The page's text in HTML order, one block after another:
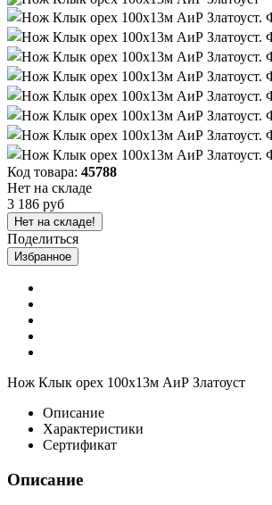
Код товара: 45788
Нет на складе
3 186 руб
Нет на складе!
Поделиться
Избранное
Нож Клык орех 100х13м АиР Златоуст
Описание
Характеристики
Сертификат
Описание